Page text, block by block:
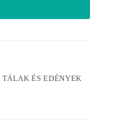
TÁLAK ÉS EDÉNYEK